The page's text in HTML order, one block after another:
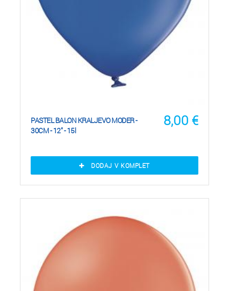
8,00 €
PASTEL BALON KRALJEVO MODER -
30CM - 12" - 15l
DODAJ V KOMPLET